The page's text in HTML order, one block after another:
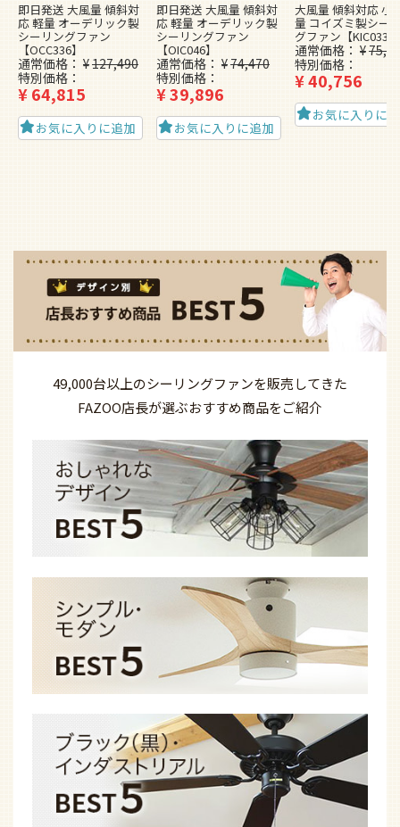
即日発送 大風量 傾斜対
応 軽量 オーデリック製
シーリングファン
【OCC336】
通常価格 ¥127,490
特別価格
¥64,815
お気に入りに追加
即日発送 大風量 傾斜対
応 軽量 オーデリック製
シーリングファン
【OIC046】
通常価格 ¥74,470
特別価格
¥39,896
お気に入りに追加
大風量 傾斜対応 小
量 コイズミ製シー
グファン【KIC033】
通常価格 ¥
特別価格
¥40,756
お気に入りに
49,000台以上のシーリングファンを販売してきた
FAZOO店長が選ぶおすすめ商品をご紹介